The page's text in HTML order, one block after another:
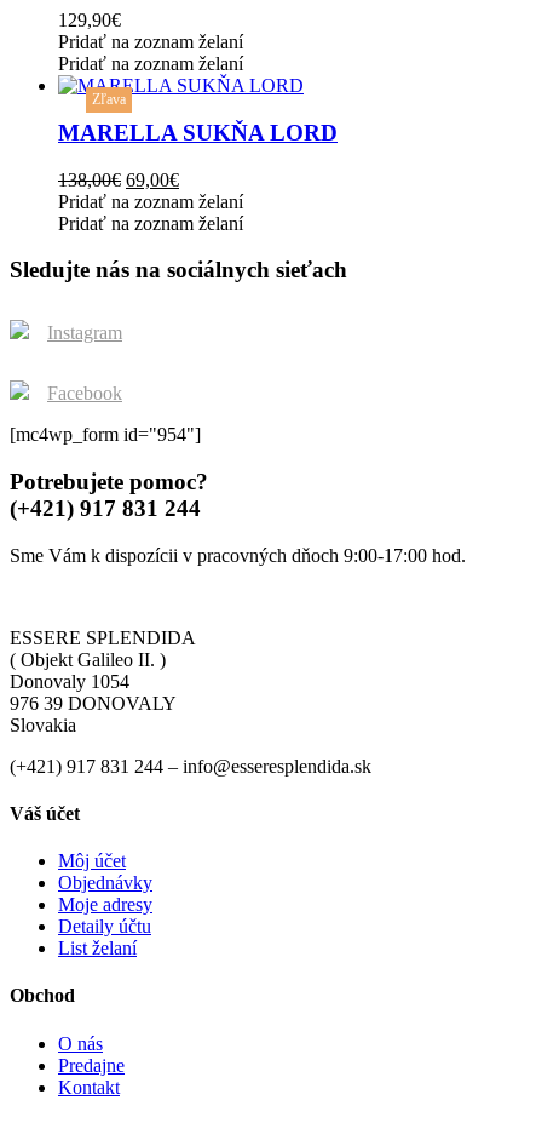
product
page
variants.
The
options
may
be
chosen
on
product
page
129,90€
Pridať na zoznam želaní
Pridať na zoznam želaní
This
product
has
multiple
variants.
The
options
may
be
chosen
the
product
MARELLA SUKŇA LORD
138,00€ Original
price
was:
69,00€Current
price
is:
Zľava
Pridať na zoznam želaní
Pridať na zoznam želaní
Sledujte nás na sociálnych sieťach
Instagram
Facebook
[mc4wp_form id="954"]
Potrebujete pomoc?
(+421) 917 831 244
Sme Vám k dispozícii v pracovných dňoch 9:00-17:00 hod.
ESSERE SPLENDIDA
( Objekt Galileo II. )
Donovaly 1054
976 39 DONOVALY
Slovakia
(+421) 917 831 244 – info@esseresplendida.sk
Váš účet
Môj účet
Objednávky
Moje adresy
Detaily účtu
List želaní
Obchod
O nás
Predajne
Kontakt